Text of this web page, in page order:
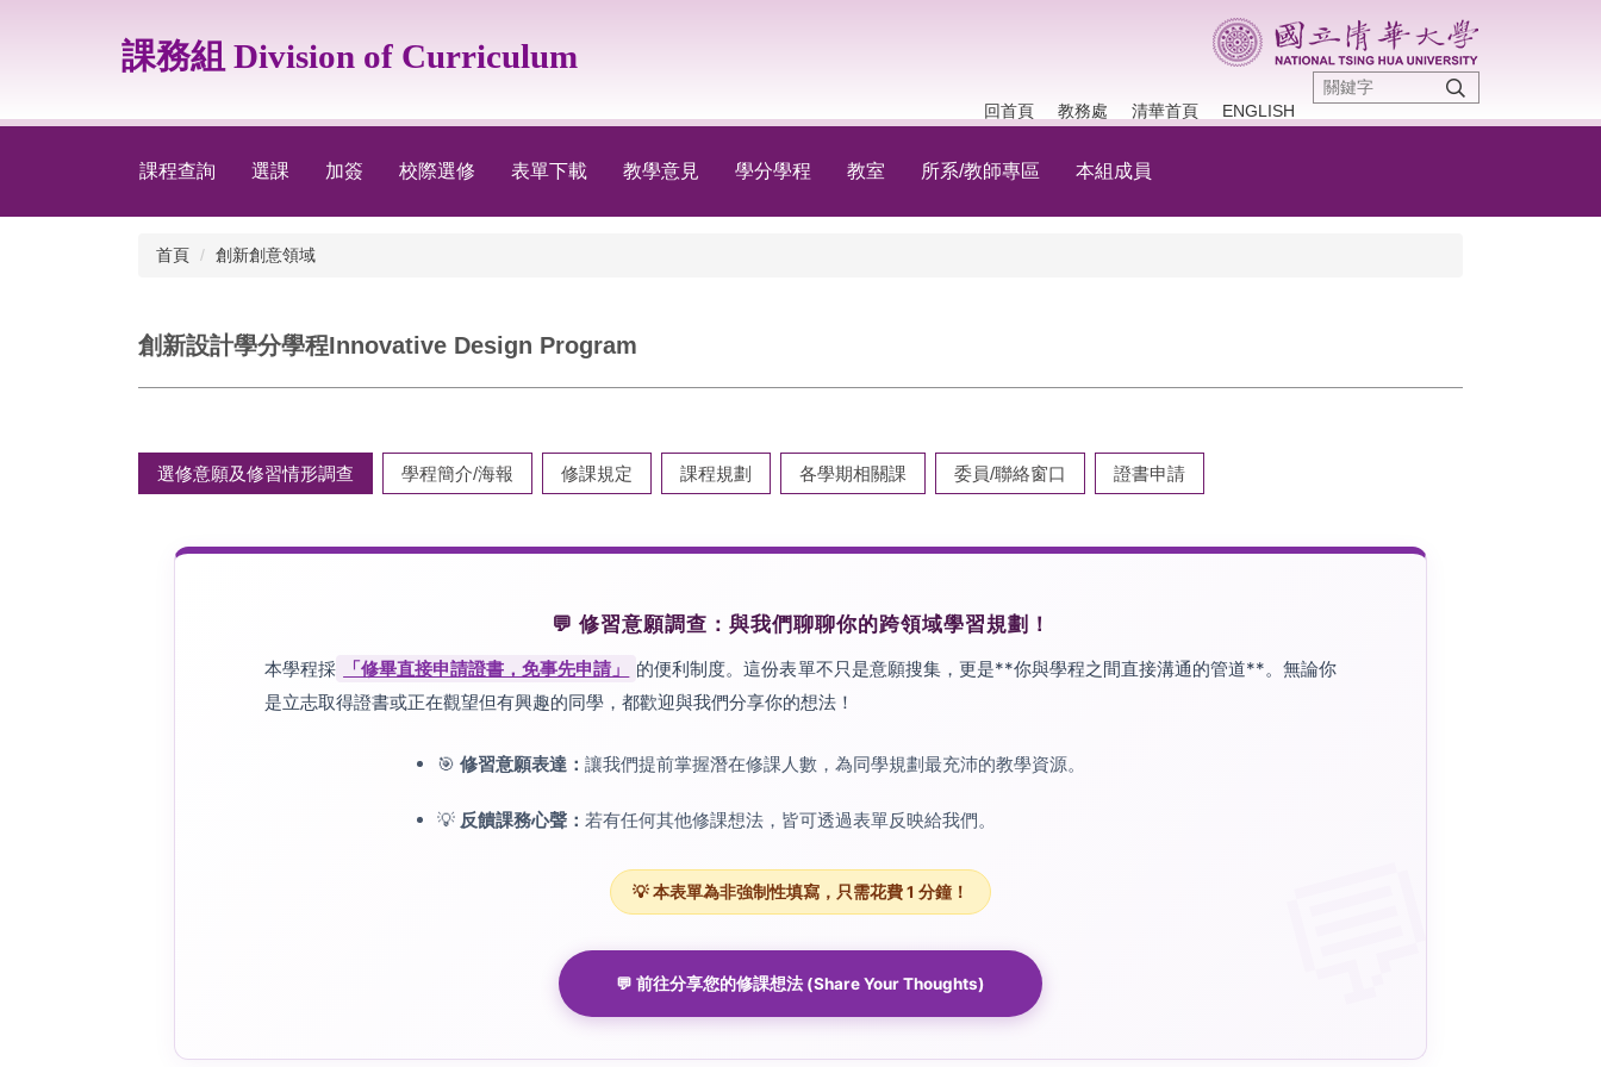
內
課務組 Division of Curriculum
回首頁 教務處 清華首頁 ENGLISH
課程查詢 選課 加簽 校際選修 表單下載 教學意見 學分學程 教室 所系/教師專區 本組成員
首頁 創新創意領域
創新設計學分學程Innovative Design Program
選修意願及修習情形調查 學程簡介/海報 修課規定 課程規劃 各學期相關課 委員/聯絡窗口 證書申請
💬 修習意願調查：與我們聊聊你的跨領域學習規劃！
本學程採 「修畢直接申請證書，免事先申請」
的便利制度。這份表單不只是意願搜集，更是**你與學程之間直接溝通的管道**。無論你
是立志取得證書或正在觀望但有興趣的同學，都歡迎與我們分享你的想法！
🎯 修習意願表達： 讓我們提前掌握潛在修課人數，為同學規劃最充沛的教學資源。
💡 反饋課務心聲： 若有任何其他修課想法，皆可透過表單反映給我們。
💡 本表單為非強制性填寫，只需花費 1 分鐘！
💬 前往分享您的修課想法 (Share Your Thoughts)